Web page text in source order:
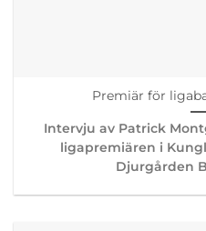
Premiär för
Intervju av Patrick
ligapremiären i
Djurgården